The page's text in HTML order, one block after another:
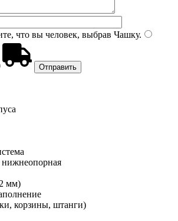
что вы человек, выбрав Чашку.
мм)
корзины, штанги)